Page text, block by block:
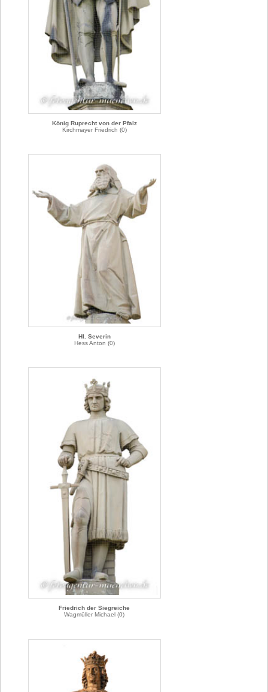
König Ruprecht von der Pfalz
Kirchmayer Friedrich (0)
Hl. Severin
Hess Anton (0)
Friedrich der Siegreiche
Wagmüller Michael (0)